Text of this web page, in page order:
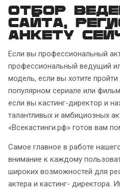
Отбор
сайта,
анкету
Если вы профессиональный
профессиональный ведущий
модель, если вы хотите пройти
популярном сериале или
если вы кастинг-директор и
талантливых и амбициозных
«Всекастинги.рф» готов вам
Самое главное в работе
внимание к каждому
широких возможностей для
актера и кастинг- директора.